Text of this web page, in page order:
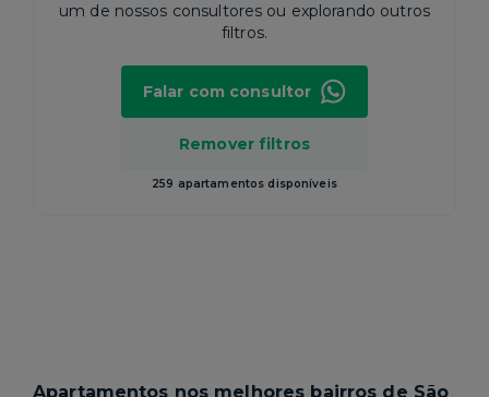
um de nossos consultores ou explorando outros
filtros.
Remover filtros
259 apartamentos disponíveis
Falar com consultor
Apartamentos nos melhores bairros de São